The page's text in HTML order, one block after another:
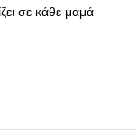
σε κάθε μαμά